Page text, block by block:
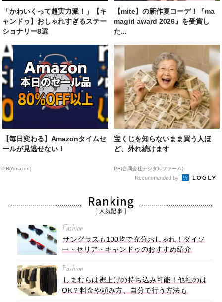
「かわいくって超実力派！」【キ
ャンドゥ】おしゃれすぎるステー
ショナリー8選
【mite】の新作夏コーデ！『ma
magirl award 2026』を受賞し
た...
【毎日変わる】Amazonタイムセ
ールが見逃せない！
PR(Amazon)
宝くじを知らないまま買う人ほ
ど、外れ続けます
PR(合同会社デジタルファーム)
Recommended by
Ranking
[ 人気記事 ]
Fashion
サングラスも100均で充分おしゃれ！ダイソ
ー・セリア・キャンドゥのおすすめ紹介
Fashion
しまむらは裾上げの持ち込み可能！他社のは
OK？料金や頼み方、自分で行う方法も